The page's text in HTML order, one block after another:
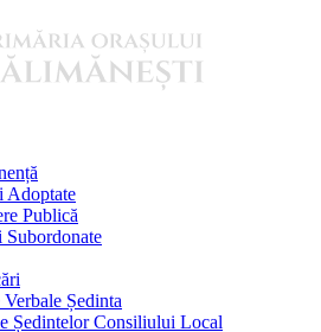
Adoptate
Publică
Verbale Ședinta
Ședintelor Consiliului Local